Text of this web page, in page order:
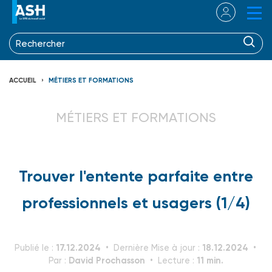
ACCUEIL MÉTIERS ET FORMATIONS
MÉTIERS ET FORMATIONS
Trouver l'entente parfaite entre
professionnels et usagers (1/4)
Publié le : 17.12.2024 Dernière Mise à jour : 18.12.2024
Par : David Prochasson Lecture : 11 min.